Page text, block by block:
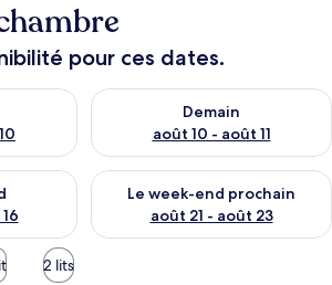
pour ces dates.
pour ce soir août 9 - août 10
Demain
août 10 - août 11
Vérifier la disponibilité pour
pour ce week-end août 14 - août 16
Le week-end prochain
août 21 - août 23
Vérifier la disponibilité pour
2 lits